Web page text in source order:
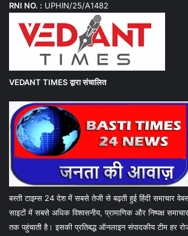
RNI NO. : UPHIN/25/A1482
VEDANT TIMES द्वारा संचालित
बस्ती टाइम्स 24 देश में सबसे तेजी से बढ़ती हुई हिंदी समाचार
साइटों में सबसे अधिक विश्वसनीय, प्रामाणिक और निष्पक्ष
तक पहुंचाती है। इसकी प्रतिबद्ध ऑनलाइन संपादकीय टीम हर